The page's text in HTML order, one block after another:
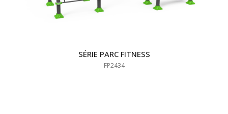
SÉRIE PARC FITNESS
FP2434